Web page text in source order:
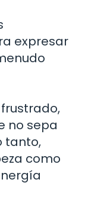
expresar
no sepa
tanto,
como